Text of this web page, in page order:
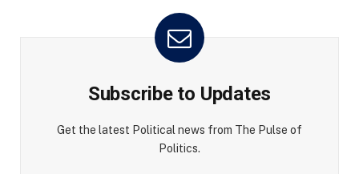
Subscribe to Updates
Get the latest Political news from The Pulse of
Politics.